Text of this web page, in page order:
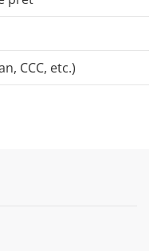
CCC, etc.)